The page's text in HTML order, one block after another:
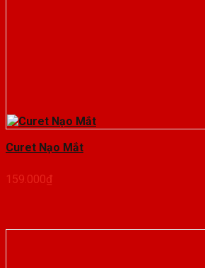
Curet Nạo Mắt
159.000₫